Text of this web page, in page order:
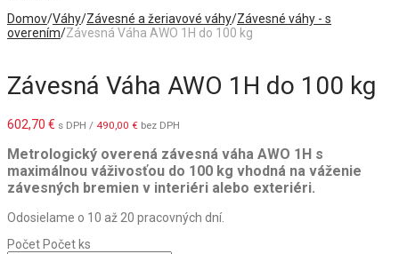
Domov/Váhy/Závesné a žeriavové váhy/Závesné váhy - s
overením/Závesná Váha AWO 1H do 100 kg
Závesná Váha AWO 1H do 100 kg
602,70 € s DPH / 490,00 € bez DPH
Metrologický overená závesná váha AWO 1H s
maximálnou váživosťou do 100 kg vhodná na váženie
závesných bremien v interiéri alebo exteriéri.
Odosielame o 10 až 20 pracovných dní.
PočetPočet ks